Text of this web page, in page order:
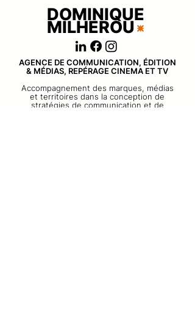
DOMINIQUE
MILHEROU
AGENCE DE COMMUNICATION, ÉDITION
& MÉDIAS, REPÉRAGE CINEMA ET TV
Accompagnement des marques, médias
et territoires dans la conception de
stratégies de communication et de